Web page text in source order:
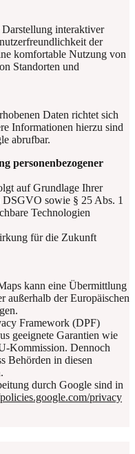
interaktiver
der
komfortable Nutzung von
Standorten und
Daten richtet sich
Informationen hierzu sind
abrufbar.
personenbezogener
auf Grundlage Ihrer
sowie § 25 Abs. 1
Technologien
für die Zukunft
kann eine Übermittlung
außerhalb der Europäischen
Framework (DPF)
geeignete Garantien wie
Kommission. Dennoch
Behörden in diesen
durch Google sind in
privacy